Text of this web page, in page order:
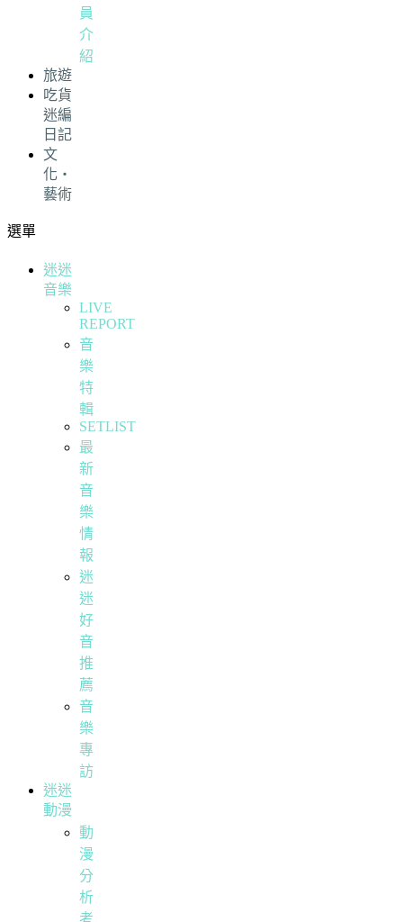
員
介
紹
旅遊
吃貨
迷編
日記
文
化・
藝術
選單
迷迷
音樂
LIVE
REPORT
音
樂
特
輯
SETLIST
最
新
音
樂
情
報
迷
迷
好
音
推
薦
音
樂
專
訪
迷迷
動漫
動
漫
分
析
考